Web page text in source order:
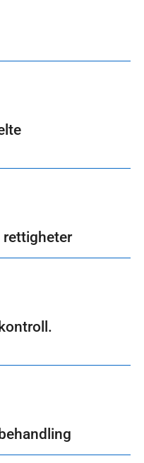
rettigheter